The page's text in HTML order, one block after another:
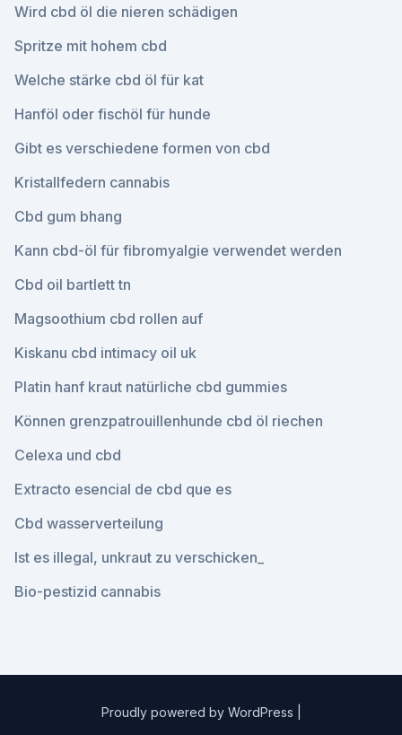
Wird cbd öl die nieren schädigen
Spritze mit hohem cbd
Welche stärke cbd öl für kat
Hanföl oder fischöl für hunde
Gibt es verschiedene formen von cbd
Kristallfedern cannabis
Cbd gum bhang
Kann cbd-öl für fibromyalgie verwendet werden
Cbd oil bartlett tn
Magsoothium cbd rollen auf
Kiskanu cbd intimacy oil uk
Platin hanf kraut natürliche cbd gummies
Können grenzpatrouillenhunde cbd öl riechen
Celexa und cbd
Extracto esencial de cbd que es
Cbd wasserverteilung
Ist es illegal, unkraut zu verschicken_
Bio-pestizid cannabis
Proudly powered by WordPress